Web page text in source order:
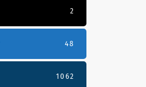
2
48
1062